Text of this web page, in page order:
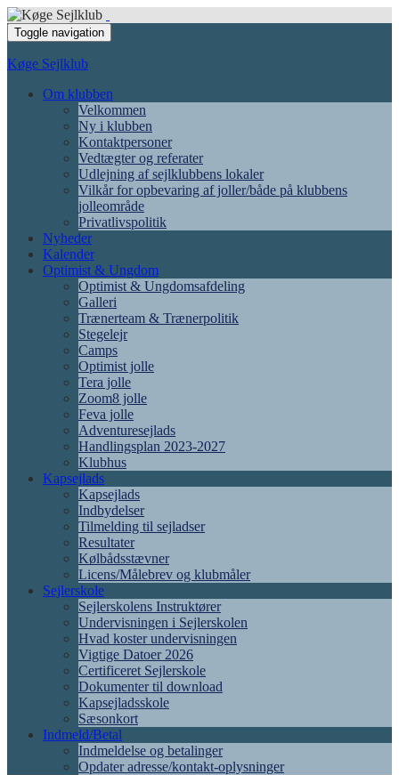
Toggle navigation
Køge Sejlklub
Om klubben
Velkommen
Ny i klubben
Kontaktpersoner
Vedtægter og referater
Udlejning af sejlklubbens lokaler
Vilkår for opbevaring af joller/både på klubbens
jolleområde
Privatlivspolitik
Nyheder
Kalender
Optimist & Ungdom
Optimist & Ungdomsafdeling
Galleri
Trænerteam & Trænerpolitik
Stegelejr
Camps
Optimist jolle
Tera jolle
Zoom8 jolle
Feva jolle
Adventuresejlads
Handlingsplan 2023-2027
Klubhus
Kapsejlads
Kapsejlads
Indbydelser
Tilmelding til sejladser
Resultater
Kølbådsstævner
Licens/Målebrev og klubmåler
Sejlerskole
Sejlerskolens Instruktører
Undervisningen i Sejlerskolen
Hvad koster undervisningen
Vigtige Datoer 2026
Certificeret Sejlerskole
Dokumenter til download
Kapsejladsskole
Sæsonkort
Indmeld/Betal
Indmeldelse og betalinger
Opdater adresse/kontakt-oplysninger